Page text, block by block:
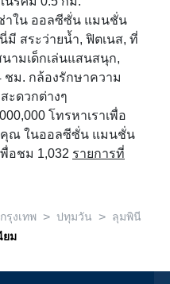
าใน ออลซีซั่น แมนชั่น
สระว่ายน้ำ, ฟิตเนส, ที่
ามเด็กเล่นแสนสนุก,
ชม. กล้องรักษาความ
ะดวกต่างๆ
โทรหาเราเพื่อ
ณ ในออลซีซั่น แมนชั่น
อชม 1,032 รายการที่
กรุงเทพ > ปทุมวัน > ลุมพินี
ยม